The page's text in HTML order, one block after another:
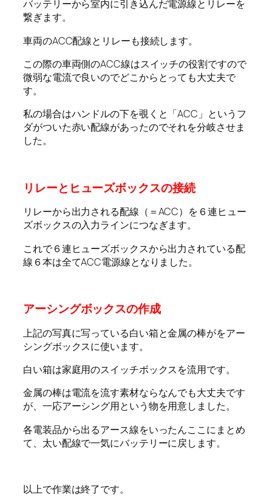
バッテリーから室内に引き込んだ電源線とリレーを
繋ぎます。
車両のACC配線とリレーも接続します。
この際の車両側のACC線はスイッチの役割ですので
微弱な電流で良いのでどこからとっても大丈夫で
す。
私の場合はハンドルの下を覗くと「ACC」というフ
ダがついた赤い配線があったのでそれを分岐させま
した。
リレーとヒューズボックスの接続
リレーから出力される配線（＝ACC）を６連ヒュー
ズボックスの入力ラインにつなぎます。
これで６連ヒューズボックスから出力されている配
線６本は全てACC電源線となりました。
アーシングボックスの作成
上記の写真に写っている白い箱と金属の棒がをアー
シングボックスに使います。
白い箱は家庭用のスイッチボックスを流用です。
金属の棒は電流を流す素材ならなんでも大丈夫です
が、一応アーシング用という物を用意しました。
各電装品から出るアース線をいったんここにまとめ
て、太い配線で一気にバッテリーに戻します。
以上で作業は終了です。